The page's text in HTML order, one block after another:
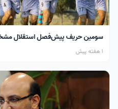
سومین حریف پیش‌فصل استقلال
1 هفته پیش